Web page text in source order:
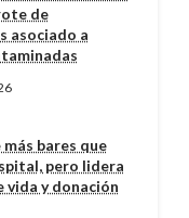
de
asociado a
bares que
pero lidera
vida y donación